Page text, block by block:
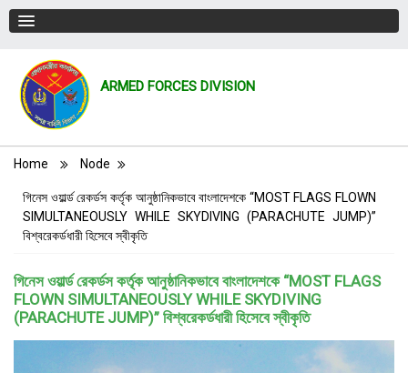
ARMED FORCES DIVISION
Breadcrumb
Home Node
গিনেস ওয়ার্ল্ড রেকর্ডস কর্তৃক আনুষ্ঠানিকভাবে বাংলাদেশকে “MOST FLAGS FLOWN
SIMULTANEOUSLY WHILE SKYDIVING (PARACHUTE JUMP)”
বিশ্বরেকর্ডধারী হিসেবে স্বীকৃতি
গিনেস ওয়ার্ল্ড রেকর্ডস কর্তৃক আনুষ্ঠানিকভাবে বাংলাদেশকে “MOST FLAGS
FLOWN SIMULTANEOUSLY WHILE SKYDIVING
(PARACHUTE JUMP)” বিশ্বরেকর্ডধারী হিসেবে স্বীকৃতি